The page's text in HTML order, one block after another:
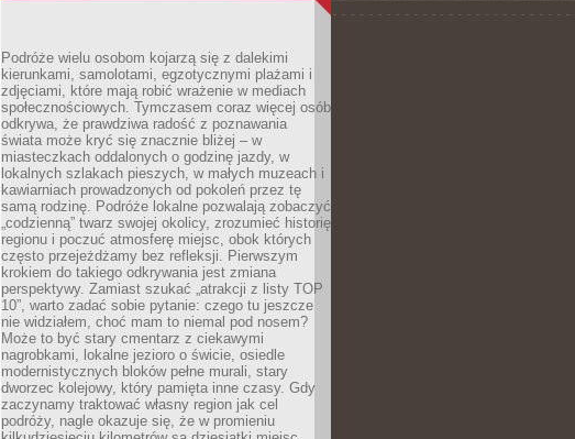
Podróże wielu osobom kojarzą się z dalekimi
kierunkami, samolotami, egzotycznymi plażami i
zdjęciami, które mają robić wrażenie w mediach
społecznościowych. Tymczasem coraz więcej osób
odkrywa, że prawdziwa radość z poznawania
świata może kryć się znacznie bliżej – w
miasteczkach oddalonych o godzinę jazdy, w
lokalnych szlakach pieszych, w małych muzeach i
kawiarniach prowadzonych od pokoleń przez tę
samą rodzinę. Podróże lokalne pozwalają zobaczyć
„codzienną” twarz swojej okolicy, zrozumieć historię
regionu i poczuć atmosferę miejsc, obok których
często przejeżdżamy bez refleksji. Pierwszym
krokiem do takiego odkrywania jest zmiana
perspektywy. Zamiast szukać „atrakcji z listy TOP
10”, warto zadać sobie pytanie: czego tu jeszcze
nie widziałem, choć mam to niemal pod nosem?
Może to być stary cmentarz z ciekawymi
nagrobkami, lokalne jezioro o świcie, osiedle
modernistycznych bloków pełne murali, stary
dworzec kolejowy, który pamięta inne czasy. Gdy
zaczynamy traktować własny region jak cel
podróży, nagle okazuje się, że w promieniu